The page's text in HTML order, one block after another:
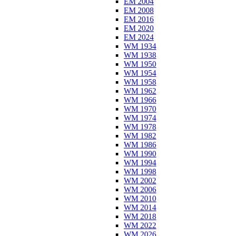
EM 2008
EM 2016
EM 2020
EM 2024
WM 1934
WM 1938
WM 1950
WM 1954
WM 1958
WM 1962
WM 1966
WM 1970
WM 1974
WM 1978
WM 1982
WM 1986
WM 1990
WM 1994
WM 1998
WM 2002
WM 2006
WM 2010
WM 2014
WM 2018
WM 2022
WM 2026